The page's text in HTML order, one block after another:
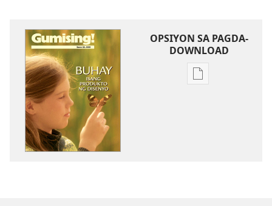
OPSIYON SA PAGDA-
DOWNLOAD
Opsiyon